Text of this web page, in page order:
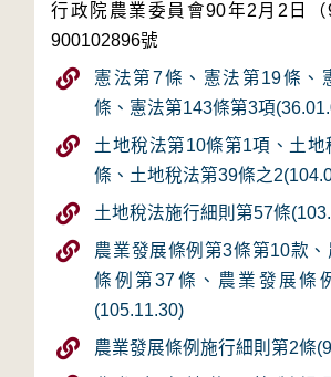
行政院農業委員會90年2月2日（
900102896號
憲法第7條、憲法第19條、
條、憲法第143條第3項
土地稅法第10條第1項、土地
條、土地稅法第39條之
土地稅法施行細則第57條
農業發展條例第3條第10款
條例第37條、農業發展條
(105.11.30)
農業發展條例施行細則第2條